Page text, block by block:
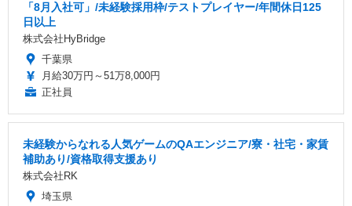
「8月入社可」/未経験採用枠/テストプレイヤー/年間休日125
日以上
株式会社HyBridge
千葉県
月給30万円～51万8,000円
正社員
未経験からなれる人気ゲームのQAエンジニア/寮・社宅・家賃
補助あり/資格取得支援あり
株式会社RK
埼玉県